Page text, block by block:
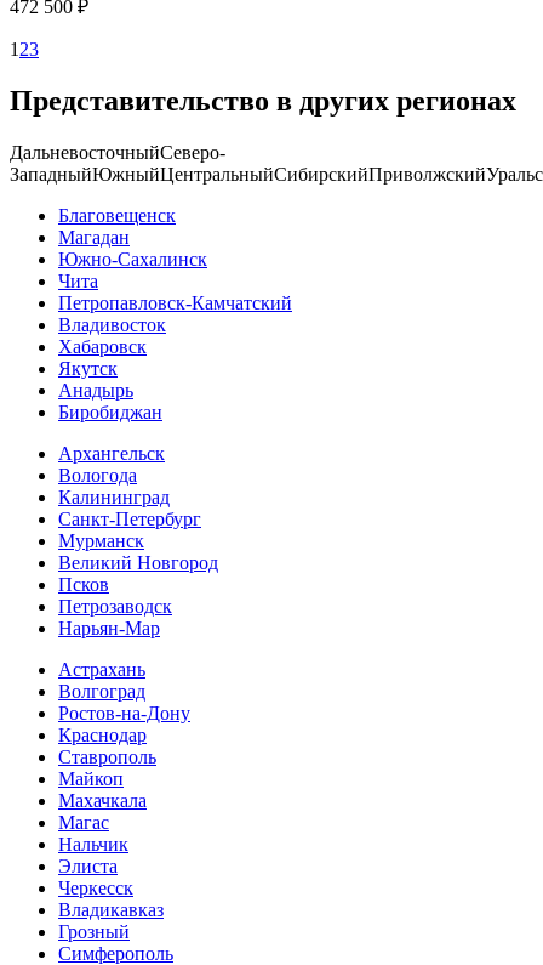
472 500 ₽
1 23
Представительство в других регионах
ДальневосточныйСеверо-
ЗападныйЮжныйЦентральныйСибирскийПриволжский
Благовещенск
Магадан
Южно-Сахалинск
Чита
Петропавловск-Камчатский
Владивосток
Хабаровск
Якутск
Анадырь
Биробиджан
Архангельск
Вологода
Калининград
Санкт-Петербург
Мурманск
Великий Новгород
Псков
Петрозаводск
Нарьян-Мар
Астрахань
Волгоград
Ростов-на-Дону
Краснодар
Ставрополь
Майкоп
Махачкала
Магас
Нальчик
Элиста
Черкесск
Владикавказ
Грозный
Симферополь